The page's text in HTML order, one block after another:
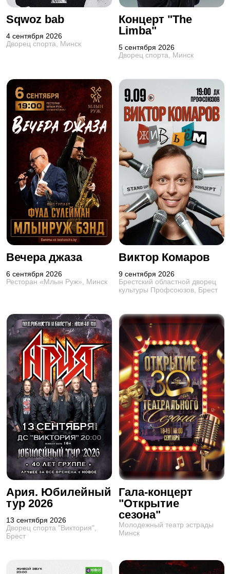
Sqwoz bab
4 сентября 2026
Дворец спорта, Минск
Концерт "The
Limba"
5 сентября 2026
Дворец спорта, Минск
Вечера джаза
6 сентября 2026
Ресторан «Млын Руж», Минск
Виктор Комаров
9 сентября 2026
Брестский областной дворец
культуры Профсоюзов, Брест
Ария. Юбилейный
тур 2026
13 сентября 2026
Дворец спорта "Виктория",
Брест
Гала-концерт
"Открытие
сезона"
Молодежный театр эстрады
Минск